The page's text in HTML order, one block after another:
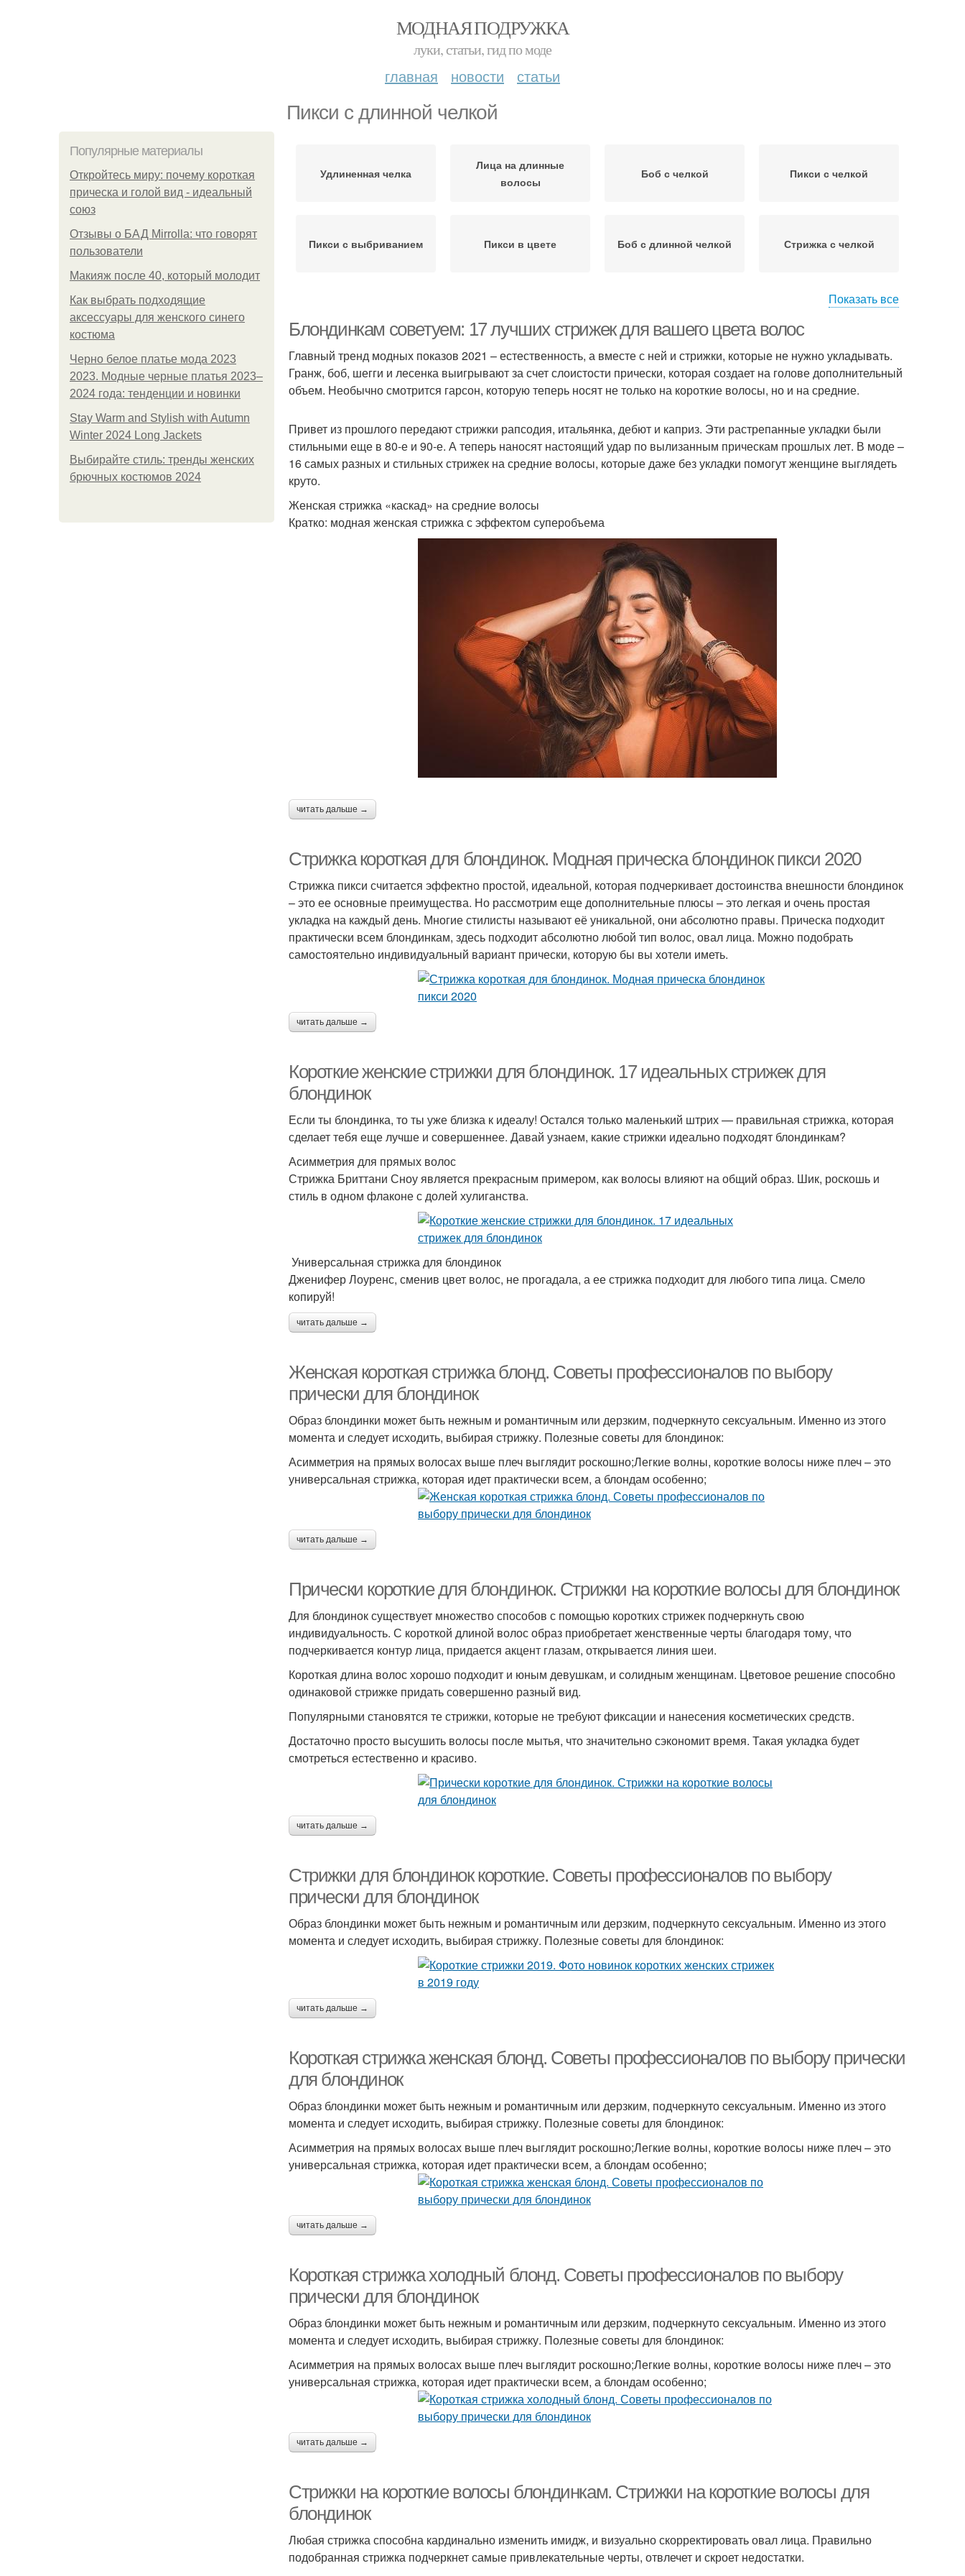
МОДНАЯ ПОДРУЖКА
луки, статьи, гид по моде
главная новости статьи
Пикси с длинной челкой
Популярные материалы
Откройтесь миру: почему короткая
прическа и голой вид - идеальный
союз
Отзывы о БАД Mirrolla: что говорят
пользователи
Макияж после 40, который молодит
Как выбрать подходящие
аксессуары для женского синего
костюма
Черно белое платье мода 2023
2023. Модные черные платья 2023–
2024 года: тенденции и новинки
Stay Warm and Stylish with Autumn
Winter 2024 Long Jackets
Выбирайте стиль: тренды женских
брючных костюмов 2024
Удлиненная челка
Лица на длинные
волосы
Боб с челкой Пикси с челкой
Пикси с выбриванием Пикси в цвете Боб с длинной челкой Стрижка с челкой
челкой
Показать все
Блондинкам советуем: 17 лучших стрижек для вашего цвета волос
Главный тренд модных показов 2021 – естественность, а вместе с ней и стрижки, которые не нужно укладывать.
Гранж, боб, шегги и лесенка выигрывают за счет слоистости прически, которая создает на голове дополнительный
объем. Необычно смотрится гарсон, которую теперь носят не только на короткие волосы, но и на средние.
Привет из прошлого передают стрижки рапсодия, итальянка, дебют и каприз. Эти растрепанные укладки были
стильными еще в 80-е и 90-е. А теперь наносят настоящий удар по вылизанным прическам прошлых лет. В моде –
16 самых разных и стильных стрижек на средние волосы, которые даже без укладки помогут женщине выглядеть
круто.
Женская стрижка «каскад» на средние волосы
Кратко: модная женская стрижка с эффектом суперобъема
читать дальше →
Стрижка короткая для блондинок. Модная прическа блондинок пикси 2020
Стрижка пикси считается эффектно простой, идеальной, которая подчеркивает достоинства внешности блондинок
– это ее основные преимущества. Но рассмотрим еще дополнительные плюсы – это легкая и очень простая
укладка на каждый день. Многие стилисты называют её уникальной, они абсолютно правы. Прическа подходит
практически всем блондинкам, здесь подходит абсолютно любой тип волос, овал лица. Можно подобрать
самостоятельно индивидуальный вариант прически, которую бы вы хотели иметь.
читать дальше →
Короткие женские стрижки для блондинок. 17 идеальных стрижек для
блондинок
Если ты блондинка, то ты уже близка к идеалу! Остался только маленький штрих — правильная стрижка, которая
сделает тебя еще лучше и совершеннее. Давай узнаем, какие стрижки идеально подходят блондинкам?
Асимметрия для прямых волос
Стрижка Бриттани Сноу является прекрасным примером, как волосы влияют на общий образ. Шик, роскошь и
стиль в одном флаконе с долей хулиганства.
Универсальная стрижка для блондинок
Дженифер Лоуренс, сменив цвет волос, не прогадала, а ее стрижка подходит для любого типа лица. Смело
копируй!
читать дальше →
Женская короткая стрижка блонд. Советы профессионалов по выбору
прически для блондинок
Образ блондинки может быть нежным и романтичным или дерзким, подчеркнуто сексуальным. Именно из этого
момента и следует исходить, выбирая стрижку. Полезные советы для блондинок:
Асимметрия на прямых волосах выше плеч выглядит роскошно;Легкие волны, короткие волосы ниже плеч – это
универсальная стрижка, которая идет практически всем, а блондам особенно;
читать дальше →
Прически короткие для блондинок. Стрижки на короткие волосы для блондинок
Для блондинок существует множество способов с помощью коротких стрижек подчеркнуть свою
индивидуальность. С короткой длиной волос образ приобретает женственные черты благодаря тому, что
подчеркивается контур лица, придается акцент глазам, открывается линия шеи.
Короткая длина волос хорошо подходит и юным девушкам, и солидным женщинам. Цветовое решение способно
одинаковой стрижке придать совершенно разный вид.
Популярными становятся те стрижки, которые не требуют фиксации и нанесения косметических средств.
Достаточно просто высушить волосы после мытья, что значительно сэкономит время. Такая укладка будет
смотреться естественно и красиво.
читать дальше →
Стрижки для блондинок короткие. Советы профессионалов по выбору
прически для блондинок
Образ блондинки может быть нежным и романтичным или дерзким, подчеркнуто сексуальным. Именно из этого
момента и следует исходить, выбирая стрижку. Полезные советы для блондинок:
читать дальше →
Короткая стрижка женская блонд. Советы профессионалов по выбору прически
для блондинок
Образ блондинки может быть нежным и романтичным или дерзким, подчеркнуто сексуальным. Именно из этого
момента и следует исходить, выбирая стрижку. Полезные советы для блондинок:
Асимметрия на прямых волосах выше плеч выглядит роскошно;Легкие волны, короткие волосы ниже плеч – это
универсальная стрижка, которая идет практически всем, а блондам особенно;
читать дальше →
Короткая стрижка холодный блонд. Советы профессионалов по выбору
прически для блондинок
Образ блондинки может быть нежным и романтичным или дерзким, подчеркнуто сексуальным. Именно из этого
момента и следует исходить, выбирая стрижку. Полезные советы для блондинок:
Асимметрия на прямых волосах выше плеч выглядит роскошно;Легкие волны, короткие волосы ниже плеч – это
универсальная стрижка, которая идет практически всем, а блондам особенно;
читать дальше →
Стрижки на короткие волосы блондинкам. Стрижки на короткие волосы для
блондинок
Любая стрижка способна кардинально изменить имидж, и визуально скорректировать овал лица. Правильно
подобранная стрижка подчеркнет самые привлекательные черты, отвлечет и скроет недостатки.